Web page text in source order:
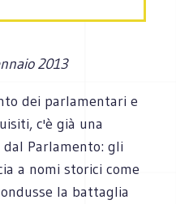
2013
dei parlamentari e
c'è già una
dal Parlamento: gli
a nomi storici come
la battaglia